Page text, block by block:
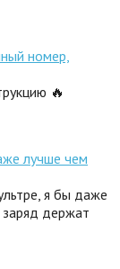
номер,
🔥
лучше чем
я бы даже
заряд держат